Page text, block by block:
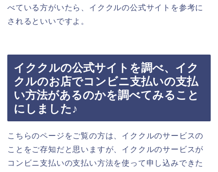
べている方がいたら、イククルの公式サイトを参考に
されるといいですよ。
イククルの公式サイトを調べ、イク
クルのお店でコンビニ支払いの支払
い方法があるのかを調べてみること
にしました♪
こちらのページをご覧の方は、イククルのサービスの
ことをご存知だと思いますが、イククルのサービスが
コンビニ支払いの支払い方法を使って申し込みできた